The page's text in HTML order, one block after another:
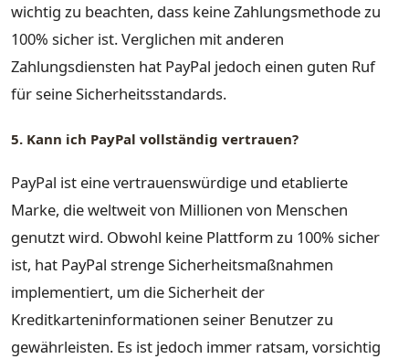
wichtig zu beachten, dass keine Zahlungsmethode zu
100% sicher ist. Verglichen mit anderen
Zahlungsdiensten hat PayPal jedoch einen guten Ruf
für seine Sicherheitsstandards.
5. Kann ich PayPal vollständig vertrauen?
PayPal ist eine vertrauenswürdige und etablierte
Marke, die weltweit von Millionen von Menschen
genutzt wird. Obwohl keine Plattform zu 100% sicher
ist, hat PayPal strenge Sicherheitsmaßnahmen
implementiert, um die Sicherheit der
Kreditkarteninformationen seiner Benutzer zu
gewährleisten. Es ist jedoch immer ratsam, vorsichtig